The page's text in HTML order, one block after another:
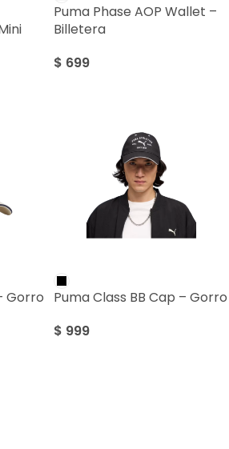
Puma Phase AOP Wallet –
Billetera
$ 699
Gorro
Puma Class BB Cap – Gorro
$ 999